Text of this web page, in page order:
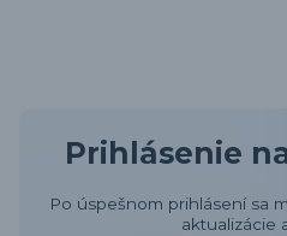
Prihlásenie
Po úspešnom prihlásení sa
aktualizácie